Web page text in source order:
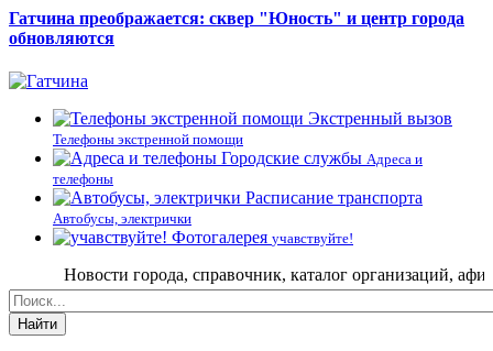
Гатчина преображается: сквер "Юность" и центр города
обновляются
Экстренный вызов
Телефоны экстренной помощи
Городские службы Адреса и
телефоны
Расписание транспорта
Автобусы, электрички
Фотогалерея учавствуйте!
Новости города, справочник, каталог организаций, афиша
Найти